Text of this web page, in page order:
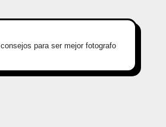
consejos para ser mejor fotografo